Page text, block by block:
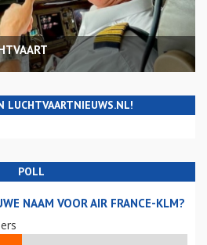
LUCHTVAARTNIEUWS.NL!
POLL
NAAM VOOR AIR FRANCE-KLM?